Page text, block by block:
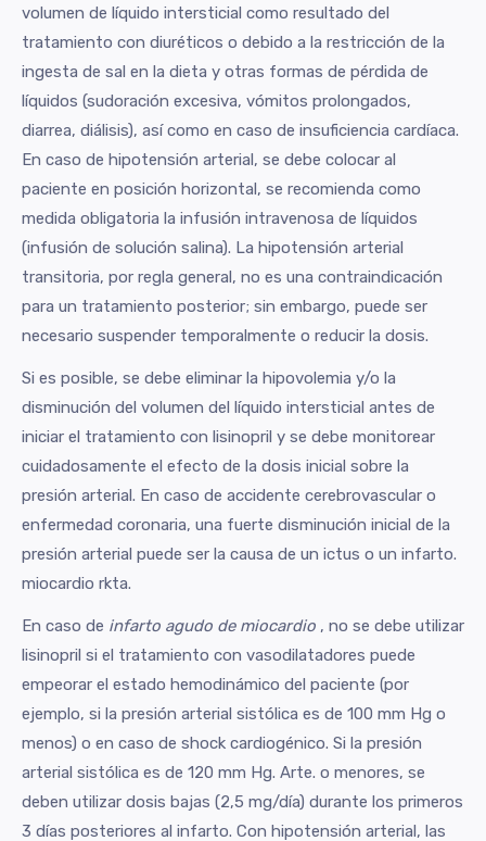
volumen de líquido intersticial como resultado del
tratamiento con diuréticos o debido a la restricción de la
ingesta de sal en la dieta y otras formas de pérdida de
líquidos (sudoración excesiva, vómitos prolongados,
diarrea, diálisis), así como en caso de insuficiencia cardíaca.
En caso de hipotensión arterial, se debe colocar al
paciente en posición horizontal, se recomienda como
medida obligatoria la infusión intravenosa de líquidos
(infusión de solución salina). La hipotensión arterial
transitoria, por regla general, no es una contraindicación
para un tratamiento posterior; sin embargo, puede ser
necesario suspender temporalmente o reducir la dosis.
Si es posible, se debe eliminar la hipovolemia y/o la
disminución del volumen del líquido intersticial antes de
iniciar el tratamiento con lisinopril y se debe monitorear
cuidadosamente el efecto de la dosis inicial sobre la
presión arterial. En caso de accidente cerebrovascular o
enfermedad coronaria, una fuerte disminución inicial de la
presión arterial puede ser la causa de un ictus o un infarto.
miocardio rkta.
En caso de infarto agudo de miocardio , no se debe utilizar
lisinopril si el tratamiento con vasodilatadores puede
empeorar el estado hemodinámico del paciente (por
ejemplo, si la presión arterial sistólica es de 100 mm Hg o
menos) o en caso de shock cardiogénico. Si la presión
arterial sistólica es de 120 mm Hg. Arte. o menores, se
deben utilizar dosis bajas (2,5 mg/día) durante los primeros
3 días posteriores al infarto. Con hipotensión arterial, las